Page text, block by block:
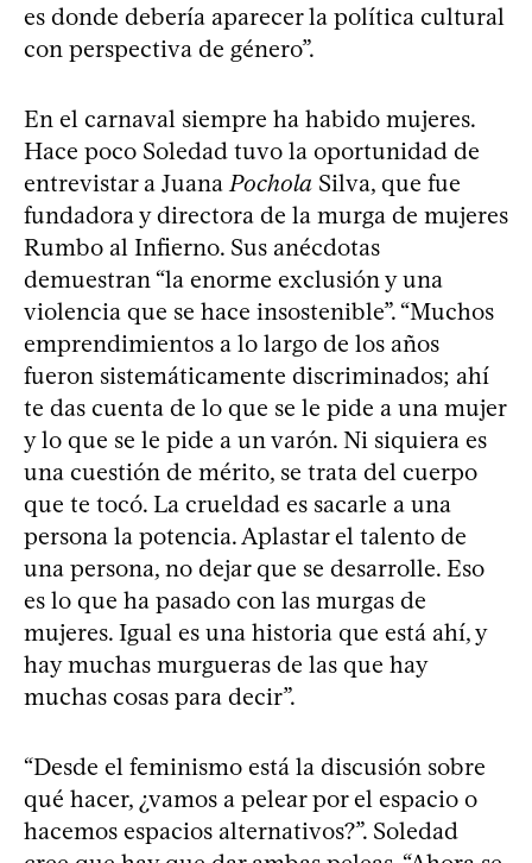
es donde debería aparecer la política cultural
con perspectiva de género”.
En el carnaval siempre ha habido mujeres.
Hace poco Soledad tuvo la oportunidad de
entrevistar a Juana Pochola Silva, que fue
fundadora y directora de la murga de mujeres
Rumbo al Infierno. Sus anécdotas
demuestran “la enorme exclusión y una
violencia que se hace insostenible”. “Muchos
emprendimientos a lo largo de los años
fueron sistemáticamente discriminados; ahí
te das cuenta de lo que se le pide a una mujer
y lo que se le pide a un varón. Ni siquiera es
una cuestión de mérito, se trata del cuerpo
que te tocó. La crueldad es sacarle a una
persona la potencia. Aplastar el talento de
una persona, no dejar que se desarrolle. Eso
es lo que ha pasado con las murgas de
mujeres. Igual es una historia que está ahí, y
hay muchas murgueras de las que hay
muchas cosas para decir”.
“Desde el feminismo está la discusión sobre
qué hacer, ¿vamos a pelear por el espacio o
hacemos espacios alternativos?”. Soledad